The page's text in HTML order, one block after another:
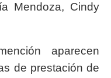
Mendoza, Cindy
aparecen
de prestación de